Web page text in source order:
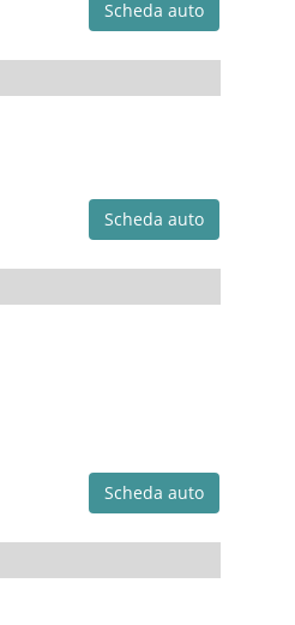
Scheda auto
Scheda auto
Scheda auto